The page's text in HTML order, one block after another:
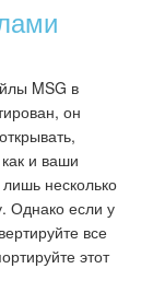
MSG в
он
и ваши
несколько
Однако если у
все
этот